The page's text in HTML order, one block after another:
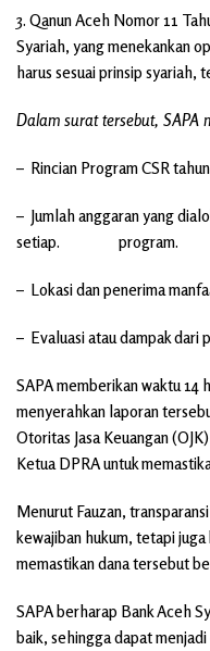
3. Qanun Aceh Nomor 11
Syariah, yang menekankan
harus sesuai prinsip syariah,
Dalam surat tersebut, SAPA
– Rincian Program CSR
– Jumlah anggaran yang
setiap. program.
– Lokasi dan penerima
– Evaluasi atau dampak
SAPA memberikan waktu 14
menyerahkan laporan
Otoritas Jasa Keuangan
Ketua DPRA untuk
Menurut Fauzan,
kewajiban hukum, tetapi
memastikan dana tersebut
SAPA berharap Bank Aceh
baik, sehingga dapat